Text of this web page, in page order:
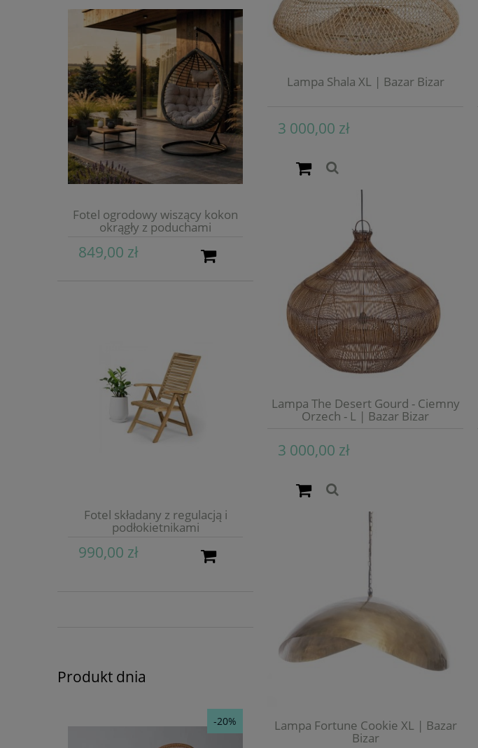
Fotel ogrodowy wiszący kokon
okrągły z poduchami
849,00 zł
Fotel składany z regulacją i
podłokietnikami
990,00 zł
Produkt dnia
-20%
Lampa Shala XL | Bazar Bizar
3 000,00 zł
Lampa The Desert Gourd - Ciemny
Orzech - L | Bazar Bizar
3 000,00 zł
Lampa Fortune Cookie XL | Bazar
Bizar